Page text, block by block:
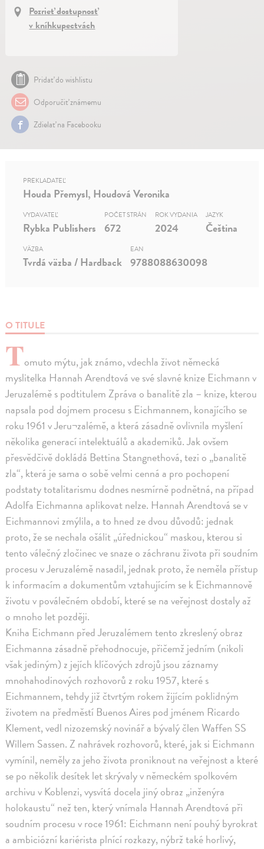
Pozrieť dostupnosť
v kníhkupectvách
Pridať do wishlistu
Odporučiť známemu
Zdielať na Facebooku
O TITULE
Tomuto mýtu, jak známo, vdechla život německá
myslitelka Hannah Arendtová ve své slavné knize Eichmann v
Jeruzalémě s podtitulem Zpráva o banalitě zla – knize, kterou
napsala pod dojmem procesu s Eichmannem, konajícího se
roku 1961 v Jeru¬zalémě, a která zásadně ovlivnila myšlení
několika generací intelektuálů a akademiků. Jak ovšem
přesvědčivě dokládá Bettina Stangnethová, tezi o „banalitě
zla“, která je sama o sobě velmi cenná a pro pochopení
podstaty totalitarismu dodnes nesmírně podnětná, na případ
Adolfa Eichmanna aplikovat nelze. Hannah Arendtová se v
Eichmannovi zmýlila, a to hned ze dvou důvodů: jednak
proto, že se nechala ošálit „úřednickou“ maskou, kterou si
tento válečný zločinec ve snaze o záchranu života při soudním
procesu v Jeruzalémě nasadil, jednak proto, že neměla přístup
k informacím a dokumentům vztahujícím se k Eichmannově
životu v poválečném období, které se na veřejnost dostaly až
o mnoho let později.
Kniha Eichmann před Jeruzalémem tento zkreslený obraz
Eichmanna zásadně přehodnocuje, přičemž jedním (nikoli
však jediným) z jejích klíčových zdrojů jsou záznamy
mnohahodinových rozhovorů z roku 1957, které s
Eichmannem, tehdy již čtvrtým rokem žijícím poklidným
životem na předměstí Buenos Aires pod jménem Ricardo
Klement, vedl nizozemský novinář a bývalý člen Waffen SS
Willem Sassen. Z nahrávek rozhovorů, které, jak si Eichmann
vymínil, neměly za jeho života proniknout na veřejnost a které
se po několik desítek let skrývaly v německém spolkovém
archivu v Koblenzi, vysvítá docela jiný obraz „inženýra
holokaustu“ než ten, který vnímala Hannah Arendtová při
soudním procesu v roce 1961: Eichmann není pouhý byrokrat
a ambiciózní kariérista plnící rozkazy, nýbrž také horlivý,
PREKLADATEĽ
Houda Přemysl, Houdová Veronika
VYDAVATEĽ
Rybka Publishers
POČET STRÁN
672
ROK VYDANIA
2024
JAZYK
Čeština
VÄZBA
Tvrdá väzba / Hardback
EAN
9788088630098